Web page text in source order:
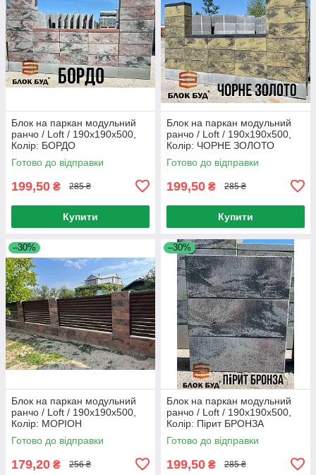
Блок на паркан модульний
ранчо / Loft / 190x190x500,
Колір: БОРДО
Готово до відправки
199,50 ₴ 285 ₴
Купити
Блок на паркан модульний
ранчо / Loft / 190x190x500,
Колір: ЧОРНЕ ЗОЛОТО
Готово до відправки
199,50 ₴ 285 ₴
Купити
–30%
Блок на паркан модульний
ранчо / Loft / 190x190x500,
Колір: МОРІОН
Готово до відправки
179,20 ₴ 256 ₴
–30%
Блок на паркан модульний
ранчо / Loft / 190x190x500,
Колір: Пірит БРОНЗА
Готово до відправки
199,50 ₴ 285 ₴